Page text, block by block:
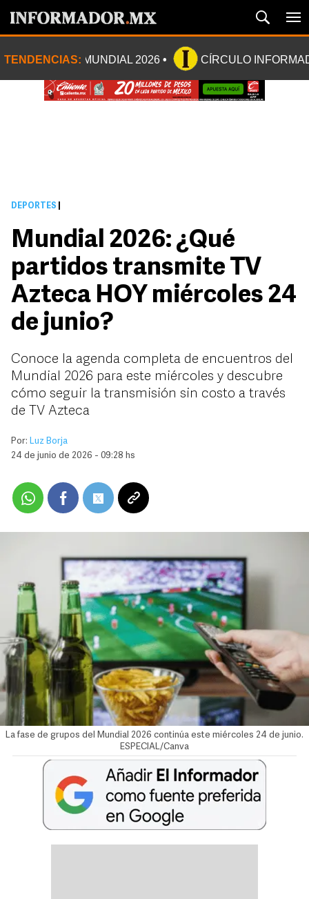
TENDENCIAS: MUNDIAL 2026 CÍRCULO
DEPORTES
Mundial 2026: ¿Qué
partidos transmite TV
Azteca HOY miércoles 24
de junio?
Conoce la agenda completa de encuentros del
Mundial 2026 para este miércoles y descubre
cómo seguir la transmisión sin costo a través
de TV Azteca
Por: Luz Borja
24 de junio de 2026 - 09:28 hs
La fase de grupos del Mundial 2026 continúa este miércoles 24 de junio.
ESPECIAL/Canva